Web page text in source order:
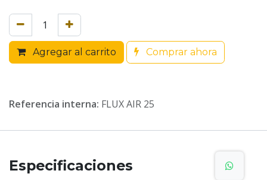
Agregar al carrito Comprar ahora
Referencia interna: FLUX AIR 25
Especificaciones